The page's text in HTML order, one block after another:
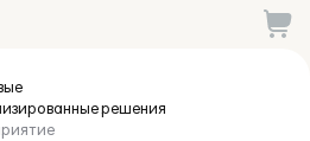
решения